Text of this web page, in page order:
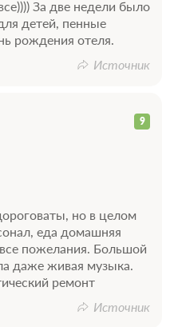
За две недели было
детей, пенные
рождения отеля.
Источник
9
но в целом
еда домашняя
пожелания. Большой
даже живая музыка.
ремонт
Источник